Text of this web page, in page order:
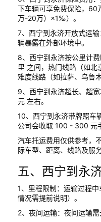
下车辆可享免费保险，
万-20万）×1‰）。
7、西宁到永济开放式运
辆暴露在外部环境中。
8、西宁到永济按公里计
里 之间，热门线路（如
难度线路（如拉萨、乌鲁
9、西宁到永济超长、超
元 左右。
10、西宁到永济带牌照车
公司会收取 100 - 300 元
汽车托运费用仅供参考，
际车型、距离、线路及服
五、西宁到永
1、里程限制：运输过程
情况需提前说明）。
2、夜间运输：夜间运输需